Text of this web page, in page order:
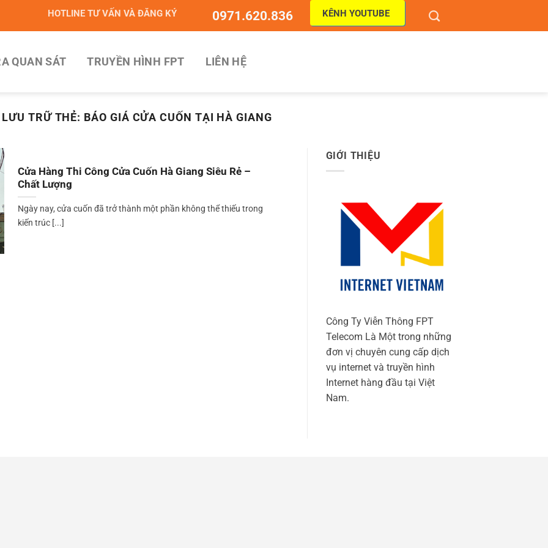
HOTLINE TƯ VẤN VÀ ĐĂNG KÝ 0971.620.836 KÊNH YOUTUBE
QUAN SÁT TRUYỀN HÌNH FPT LIÊN HỆ
LƯU TRỮ THẺ: BÁO GIÁ CỬA CUỐN TẠI HÀ GIANG
Cửa Hàng Thi Công Cửa Cuốn Hà Giang Siêu Rẻ –
Chất Lượng
Ngày nay, cửa cuốn đã trở thành một phần không thể thiếu trong
kiến trúc [...]
GIỚI THIỆU
Công Ty Viễn Thông FPT
Telecom Là Một trong những
đơn vị chuyên cung cấp dịch
vụ internet và truyền hình
Internet hàng đầu tại Việt
Nam.